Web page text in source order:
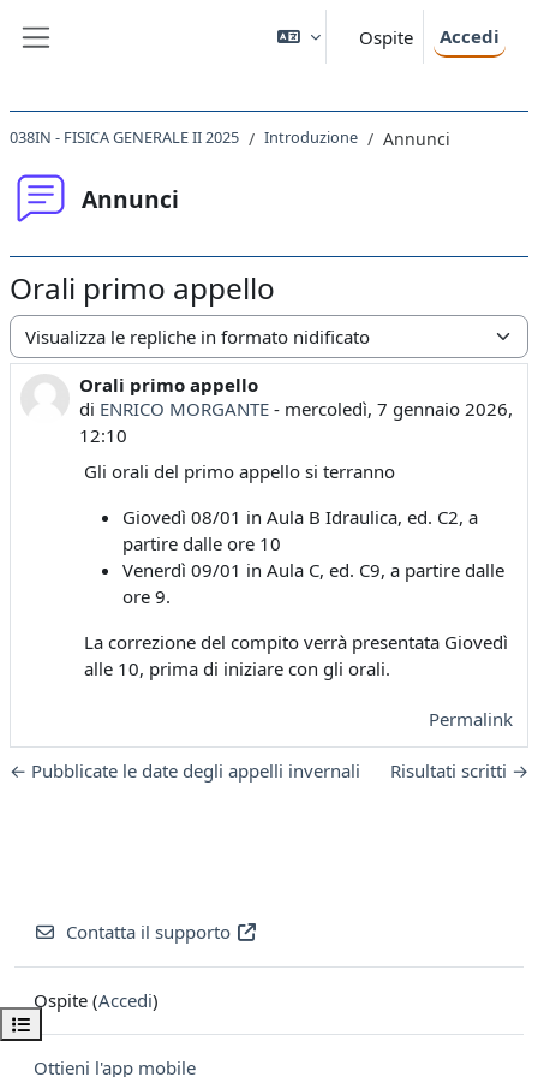
Ospite Accedi
Apri indice del corso
038IN - FISICA GENERALE II 2025 Introduzione Annunci
Annunci
Orali primo appello
Modalità visualizzazione
Orali primo appello
di ENRICO MORGANTE- mercoledì, 7 gennaio 2026,
12:10
Numero di risposte: 0
Gli orali del primo appello si terranno
Giovedì 08/01 in Aula B Idraulica, ed. C2, a
partire dalle ore 10
Venerdì 09/01 in Aula C, ed. C9, a partire dalle
ore 9.
La correzione del compito verrà presentata Giovedì
alle 10, prima di iniziare con gli orali.
Permalink
← Pubblicate le date degli appelli invernali Risultati scritti →
Contatta il supporto
Ospite (Accedi)
Ottieni l'app mobile